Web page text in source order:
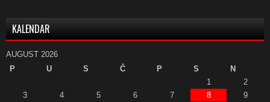
KALENDAR
AUGUST 2026
P
U S Č P S
N
1
2
3
4 5 6 7 8
9